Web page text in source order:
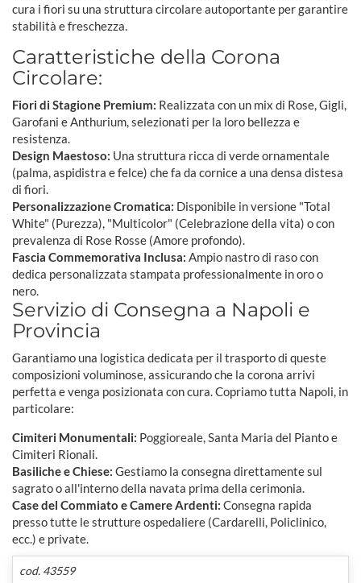
cura i fiori su una struttura circolare autoportante per garantire
stabilità e freschezza.
Caratteristiche della Corona
Circolare:
Fiori di Stagione Premium: Realizzata con un mix di Rose, Gigli,
Garofani e Anthurium, selezionati per la loro bellezza e
resistenza.
Design Maestoso: Una struttura ricca di verde ornamentale
(palma, aspidistra e felce) che fa da cornice a una densa distesa
di fiori.
Personalizzazione Cromatica: Disponibile in versione "Total
White" (Purezza), "Multicolor" (Celebrazione della vita) o con
prevalenza di Rose Rosse (Amore profondo).
Fascia Commemorativa Inclusa: Ampio nastro di raso con
dedica personalizzata stampata professionalmente in oro o
nero.
Servizio di Consegna a Napoli e
Provincia
Garantiamo una logistica dedicata per il trasporto di queste
composizioni voluminose, assicurando che la corona arrivi
perfetta e venga posizionata con cura. Copriamo tutta Napoli, in
particolare:
Cimiteri Monumentali: Poggioreale, Santa Maria del Pianto e
Cimiteri Rionali.
Basiliche e Chiese: Gestiamo la consegna direttamente sul
sagrato o all'interno della navata prima della cerimonia.
Case del Commiato e Camere Ardenti: Consegna rapida
presso tutte le strutture ospedaliere (Cardarelli, Policlinico,
ecc.) e private.
cod. 43559